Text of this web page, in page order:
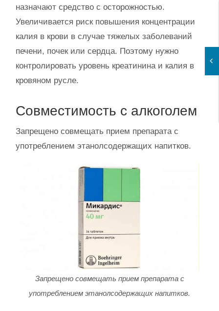
назначают средство с осторожностью.
Увеличивается риск повышения концентрации
калия в крови в случае тяжелых заболеваний
печени, почек или сердца. Поэтому нужно
контролировать уровень креатинина и калия в
кровяном русле.
Совместимость с алкоголем
Запрещено совмещать прием препарата с
употреблением этанолсодержащих напитков.
Запрещено совмещать прием препарата с
употреблением этанолсодержащих напитков.